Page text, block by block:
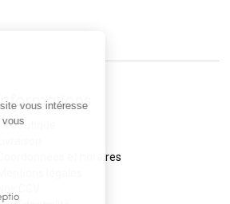
Informations
boutique
Coordonnées et horaires
vous intéresse
vous